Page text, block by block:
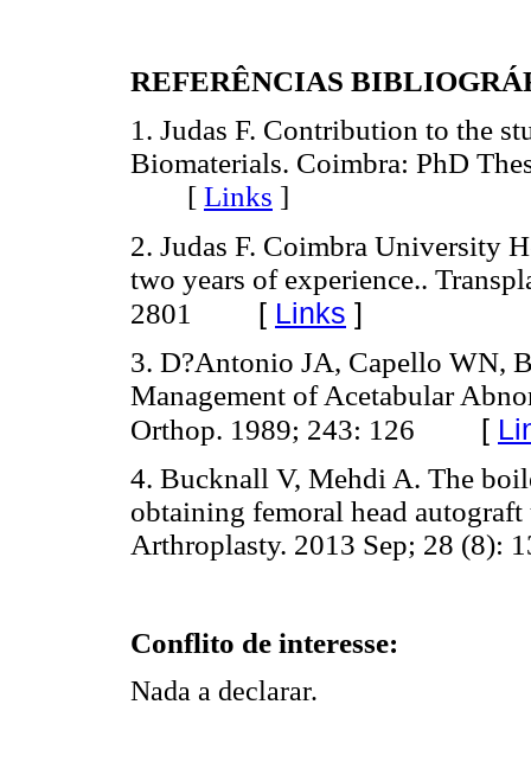
REFERÊNCIAS
1. Judas F. Contribution to the
Biomaterials. Coimbra: PhD
[ Links ]
2. Judas F. Coimbra University
two years of experience..
2801
[ Links ]
3. D?Antonio JA, Capello WN,
Management of Acetabular
Orthop. 1989; 243: 126 [
4. Bucknall V, Mehdi A. The
obtaining femoral head
Arthroplasty. 2013 Sep; 28 (8):
Conflito de interesse:
Nada a declarar.